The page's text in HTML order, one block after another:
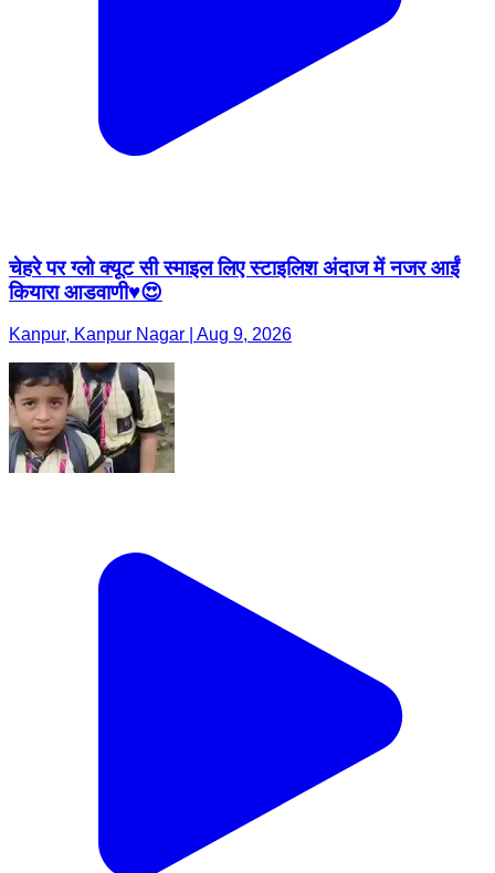
चेहरे पर ग्लो क्यूट सी स्माइल लिए स्टाइलिश अंदाज में नजर आईं
कियारा आडवाणी♥️😍
Kanpur, Kanpur Nagar | Aug 9, 2026